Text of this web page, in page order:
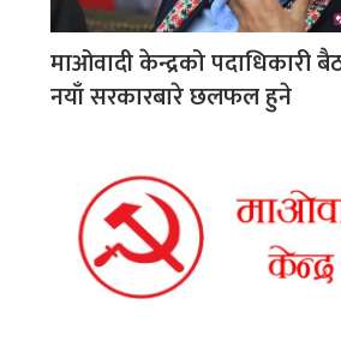
माओवादी केन्द्रको पदाधिकारी
नयाँ सरकारबारे छलफल हुने